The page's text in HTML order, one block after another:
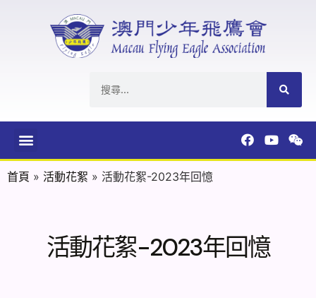
首頁 » 活動花絮 » 活動花絮-2023年回憶
活動花絮-2023年回憶